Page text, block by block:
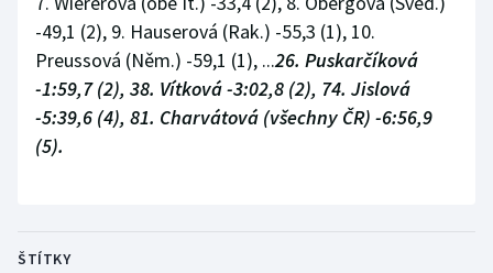
-49,1 (2), 9. Hauserová (Rak.) -55,3 (1), 10.
Preussová (Něm.) -59,1 (1), ...26. Puskarčíková
-1:59,7 (2), 38. Vítková -3:02,8 (2), 74. Jislová
-5:39,6 (4), 81. Charvátová (všechny ČR) -6:56,9
(5).
ŠTÍTKY